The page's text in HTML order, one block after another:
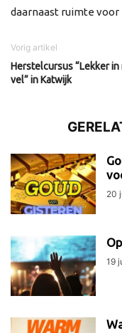
daarnaast ruimte
Vorig artikel
Herstelcursus “Lekker in
vel” in Katwijk
20
19